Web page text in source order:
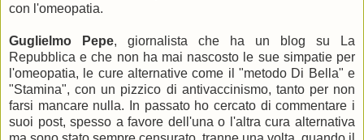
con l'omeopatia.
Guglielmo Pepe, giornalista che ha un blog su La
Repubblica e che non ha mai nascosto le sue simpatie per
l'omeopatia, le cure alternative come il "metodo Di Bella" e
"Stamina", con un pizzico di antivaccinismo, tanto per non
farsi mancare nulla. In passato ho cercato di commentare i
suoi post, spesso a favore dell'una o l'altra cura alternativa